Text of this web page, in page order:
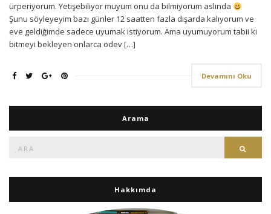
ürperiyorum. Yetişebiliyor muyum onu da bilmiyorum aslında
Şunu söyleyeyim bazı günler 12 saatten fazla dışarda kalıyorum ve
eve geldiğimde sadece uyumak istiyorum. Ama uyumuyorum tabii ki
bitmeyi bekleyen onlarca ödev […]
Devamını Oku
Arama
Hakkımda